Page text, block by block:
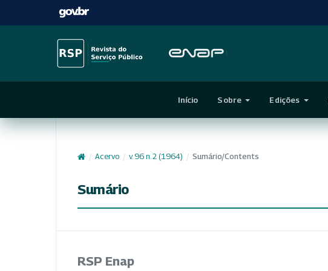
Início Sobre Edições
/ Acervo / v. 96 n. 2 (1964) / Sumário/Contents
Sumário
RSP Enap